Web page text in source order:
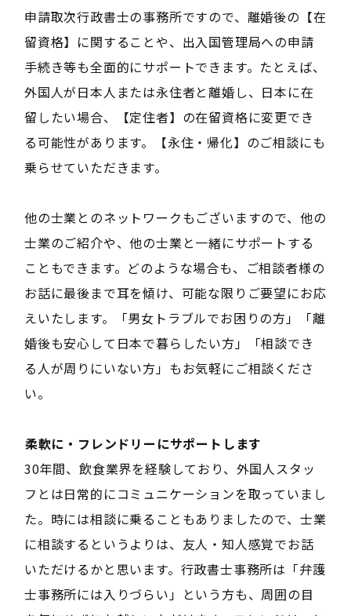
申請取次行政書士の事務所ですので、離婚後の【在
留資格】に関することや、出入国管理局への申請
手続き等も全面的にサポートできます。たとえば、
外国人が日本人または永住者と離婚し、日本に在
留したい場合、【定住者】の在留資格に変更でき
る可能性があります。【永住・帰化】のご相談にも
乗らせていただきます。
他の士業とのネットワークもございますので、他の
士業のご紹介や、他の士業と一緒にサポートする
こともできます。どのような場合も、ご相談者様の
お話に最後まで耳を傾け、可能な限りご要望にお応
えいたします。「男女トラブルでお困りの方」「離
婚後も安心して日本で暮らしたい方」「相談でき
る人が周りにいない方」もお気軽にご相談くださ
い。
――柔軟に・フレンドリーにサポートします――
30年間、飲食業界を経験しており、外国人スタッ
フとは日常的にコミュニケーションを取っていまし
た。時には相談に乗ることもありましたので、士業
に相談するというよりは、友人・知人感覚でお話
いただけるかと思います。行政書士事務所は「弁護
士事務所には入りづらい」という方も、周囲の目